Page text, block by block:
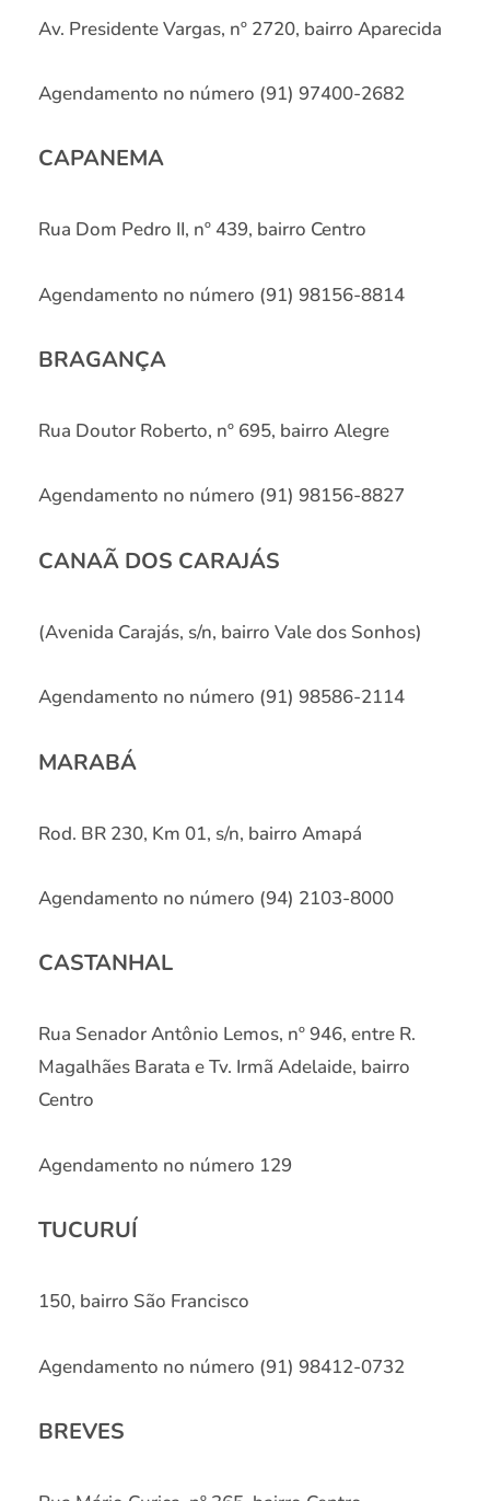
Av. Presidente Vargas, nº 2720, bairro Aparecida
Agendamento no número (91) 97400-2682
CAPANEMA
Rua Dom Pedro II, nº 439, bairro Centro
Agendamento no número (91) 98156-8814
BRAGANÇA
Rua Doutor Roberto, nº 695, bairro Alegre
Agendamento no número (91) 98156-8827
CANAÃ DOS CARAJÁS
(Avenida Carajás, s/n, bairro Vale dos Sonhos)
Agendamento no número (91) 98586-2114
MARABÁ
Rod. BR 230, Km 01, s/n, bairro Amapá
Agendamento no número (94) 2103-8000
CASTANHAL
Rua Senador Antônio Lemos, nº 946, entre R.
Magalhães Barata e Tv. Irmã Adelaide, bairro
Centro
Agendamento no número 129
TUCURUÍ
150, bairro São Francisco
Agendamento no número (91) 98412-0732
BREVES